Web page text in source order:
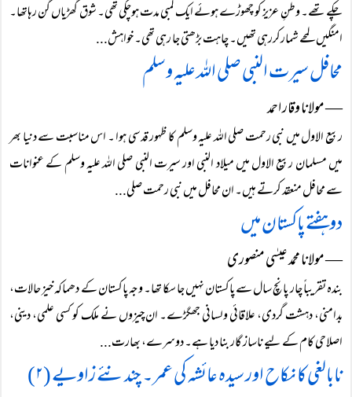
چکے تھے۔ وطنِ عزیز کو چھوڑے ہوئے ایک لمبی مدت ہوچکی تھی۔ شوق گھڑیاں گن رہاتھا۔
امنگیں لمحے شمارکررہی تھیں۔ چاہت بڑھتی جا رہی تھی۔ خواہش...
محافل سیرت النبی صلی اللہ علیہ وسلم
― مولانا وقار احمد
ربیع الاول میں نبی رحمت صلی اللہ علیہ وسلم کا ظہور قدسی ہوا ۔ اس مناسبت سے دنیا بھر
میں مسلمان ربیع الاول میں میلاد النبی اور سیرت النبی صلی اللہ علیہ وسلم کے عنوانات
سے محافل منعقد کرتے ہیں۔ ان محافل میں نبی رحمت صلی...
دو ہفتے پاکستان میں
― مولانا محمد عیسٰی منصوری
بندہ تقریباً چار پانچ سال سے پاکستان نہیں جا سکا تھا۔ وجہ پاکستان کے دھماکہ خیز حالات،
بدامنی، دہشت گردی، علاقائی ولسانی جھگڑے۔ ان چیزوں نے ملک کو کسی علمی، دینی،
اصلاحی کام کے لیے ناساز گار بنا دیا ہے۔ دوسرے، بھارت...
نابالغی کا نکاح اور سیدہ عائشہ کی عمر ۔ چند نئے زاویے (۲)